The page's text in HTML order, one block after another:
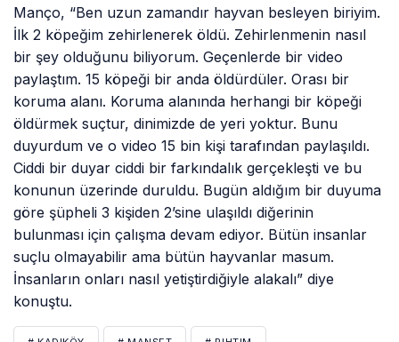
Manço, “Ben uzun zamandır hayvan besleyen biriyim.
İlk 2 köpeğim zehirlenerek öldü. Zehirlenmenin nasıl
bir şey olduğunu biliyorum. Geçenlerde bir video
paylaştım. 15 köpeği bir anda öldürdüler. Orası bir
koruma alanı. Koruma alanında herhangi bir köpeği
öldürmek suçtur, dinimizde de yeri yoktur. Bunu
duyurdum ve o video 15 bin kişi tarafından paylaşıldı.
Ciddi bir duyar ciddi bir farkındalık gerçekleşti ve bu
konunun üzerinde duruldu. Bugün aldığım bir duyuma
göre şüpheli 3 kişiden 2’sine ulaşıldı diğerinin
bulunması için çalışma devam ediyor. Bütün insanlar
suçlu olmayabilir ama bütün hayvanlar masum.
İnsanların onları nasıl yetiştirdiğiyle alakalı” diye
konuştu.